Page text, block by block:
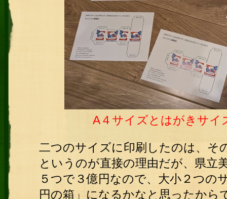
A４サイズとはがきサイ
二つのサイズに印刷したのは、そ
というのが直接の理由だが、県立
５つで３億円なので、大小２つの
円の箱」になるかなと思ったから